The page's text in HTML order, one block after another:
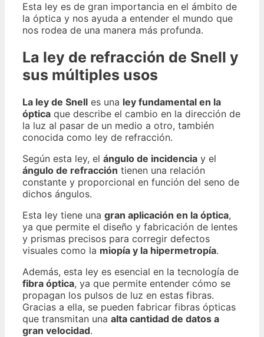
Esta ley es de gran importancia en el ámbito de
la óptica y nos ayuda a entender el mundo que
nos rodea de una manera más profunda.
La ley de refracción de Snell y
sus múltiples usos
La ley de Snell es una ley fundamental en la
óptica que describe el cambio en la dirección de
la luz al pasar de un medio a otro, también
conocida como ley de refracción.
Según esta ley, el ángulo de incidencia y el
ángulo de refracción tienen una relación
constante y proporcional en función del seno de
dichos ángulos.
Esta ley tiene una gran aplicación en la óptica,
ya que permite el diseño y fabricación de lentes
y prismas precisos para corregir defectos
visuales como la miopía y la hipermetropía.
Además, esta ley es esencial en la tecnología de
fibra óptica, ya que permite entender cómo se
propagan los pulsos de luz en estas fibras.
Gracias a ella, se pueden fabricar fibras ópticas
que transmitan una alta cantidad de datos a
gran velocidad.